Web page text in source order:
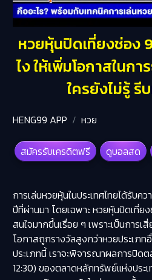
หวยหุ้นปิดเที่ยงช่อง
ไง ให้เพิ่มโอกาสในก
ใครยังไม่รู้ รี
HENG99 APP หวย
สมัครรับเครดิตฟรี ดูบอลสด
การเล่นหวยหุ้นในประเทศไทยได้รับค
ปีที่ผ่านมา โดยเฉพาะหวยหุ้นปิดเที่ย
สนใจมากขึ้นเรื่อย ๆ เพราะเป็นการเ
โอกาสถูกรางวัลสูงกว่าหวยประเภท
ประเภทนี้ เราจะพิจารณาผลการปิด
12:30) ของตลาดหลักทรัพย์แห่งประเ